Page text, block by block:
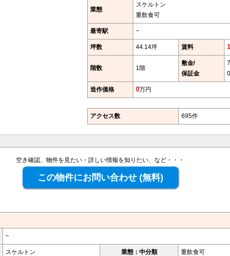
業態
スケルトン
重飲食可
最寄駅 −
坪数 44.14坪 賃料
階数 1階
敷金/
保証金
造作価格 0万円
アクセス数 695件
空き確認、物件を見たい・詳しい情報を知りたい、など・・・
−
スケルトン 業態：中分類 重飲食可